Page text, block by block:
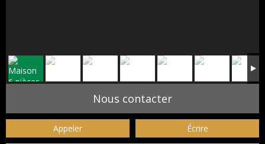
Nous contacter
Appeler Écrire